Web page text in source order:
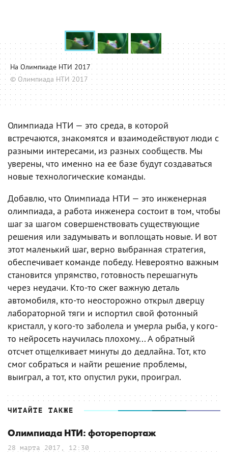
На Олимпиаде НТИ 2017
© Олимпиада НТИ 2017
Олимпиада НТИ — это среда, в которой
встречаются, знакомятся и взаимодействуют люди с
разными интересами, из разных сообществ. Мы
уверены, что именно на ее базе будут создаваться
новые технологические команды.
Добавлю, что Олимпиада НТИ — это инженерная
олимпиада, а работа инженера состоит в том, чтобы
шаг за шагом совершенствовать существующие
решения или задумывать и воплощать новые. И вот
этот маленький шаг, верно выбранная стратегия,
обеспечивает команде победу. Невероятно важным
становится упрямство, готовность перешагнуть
через неудачи. Кто-то сжег важную деталь
автомобиля, кто-то неосторожно открыл дверцу
лабораторной тяги и испортил свой фотонный
кристалл, у кого-то заболела и умерла рыба, у кого-
то нейросеть научилась плохому... А обратный
отсчет отщелкивает минуты до дедлайна. Тот, кто
смог собраться и найти решение проблемы,
выиграл, а тот, кто опустил руки, проиграл.
ЧИТАЙТЕ ТАКЖЕ
Олимпиада НТИ: фоторепортаж
28 марта 2017, 12:30